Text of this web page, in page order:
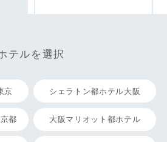
テルを選択
京 シェラトン都ホテル大阪
都 大阪マリオット都ホテル